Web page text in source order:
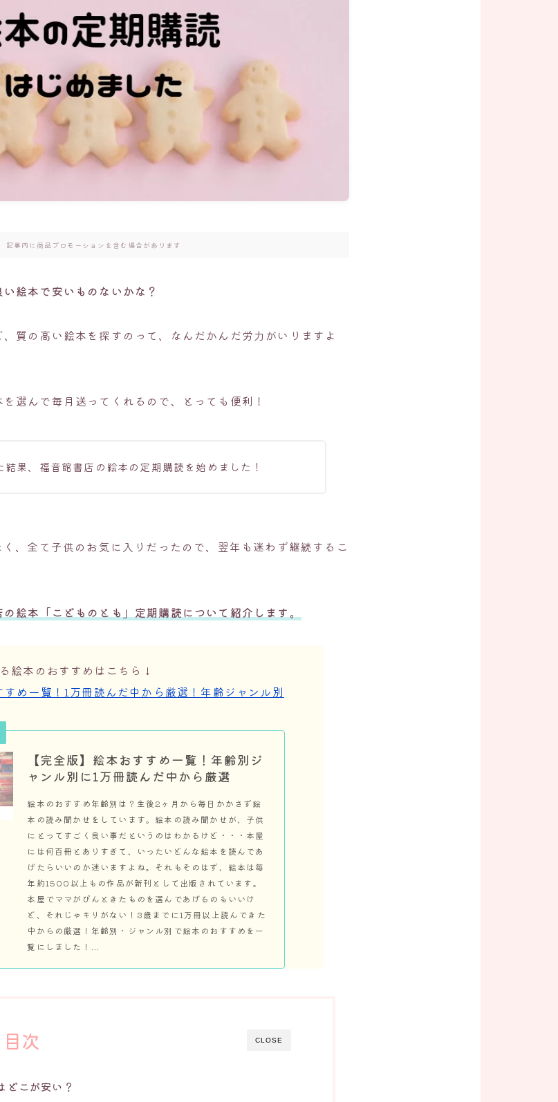
記事内に商品プロモーションを含む場合があります
絵本で安いものないかな？
質の高い絵本を探すのって、なんだかんだ労力がいりますよ
選んで毎月送ってくれるので、とっても便利！
結果、福音館書店の絵本の定期購読を始めました！
、全て子供のお気に入りだったので、翌年も迷わず継続するこ
絵本「こどものとも」定期購読について紹介します。
絵本のおすすめはこちら↓
すめ一覧！1万冊読んだ中から厳選！年齢ジャンル別
【完全版】絵本おすすめ一覧！年齢別ジ
ャンル別に1万冊読んだ中から厳選
絵本のおすすめ年齢別は？生後2ヶ月から毎日かかさず絵
本の読み聞かせをしています。絵本の読み聞かせが、子供
にとってすごく良い事だというのはわかるけど・・・本屋
には何百冊とありすぎて、いったいどんな絵本を読んであ
げたらいいのか迷いますよね。それもそのはず、絵本は毎
年約1500以上もの作品が新刊として出版されています。
本屋でママがぴんときたものを選んであげるのもいいけ
ど、それじゃキリがない！3歳までに1万冊以上読んできた
中からの厳選！年齢別・ジャンル別で絵本のおすすめを一
覧にしました！...
CLOSE
次
どこが安い？